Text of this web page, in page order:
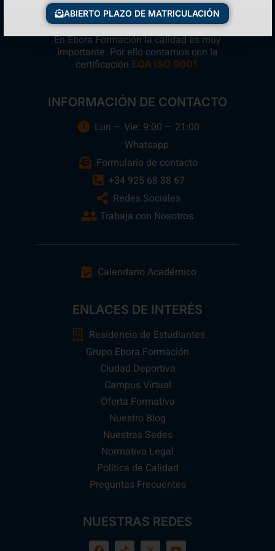
En Ebora Formación la calidad es muy
importante. Por ello contamos con la
certificación EQA ISO 9001
INFORMACIÓN DE CONTACTO
Lun — Vie: 9:00 — 21:00
Whatsapp
Formulario de contacto
+34 925 68 38 67
Redes Sociales
Trabaja con Nosotros
Calendario Académico
ENLACES DE INTERÉS
Residencia de Estudiantes
Grupo Ebora Formación
Ciudad Deportiva
Campus Virtual
Oferta Formativa
Nuestro Blog
Nuestras Sedes
Normativa Legal
Política de Calidad
Preguntas Frecuentes
NUESTRAS REDES
ABIERTO PLAZO DE MATRICULACIÓN